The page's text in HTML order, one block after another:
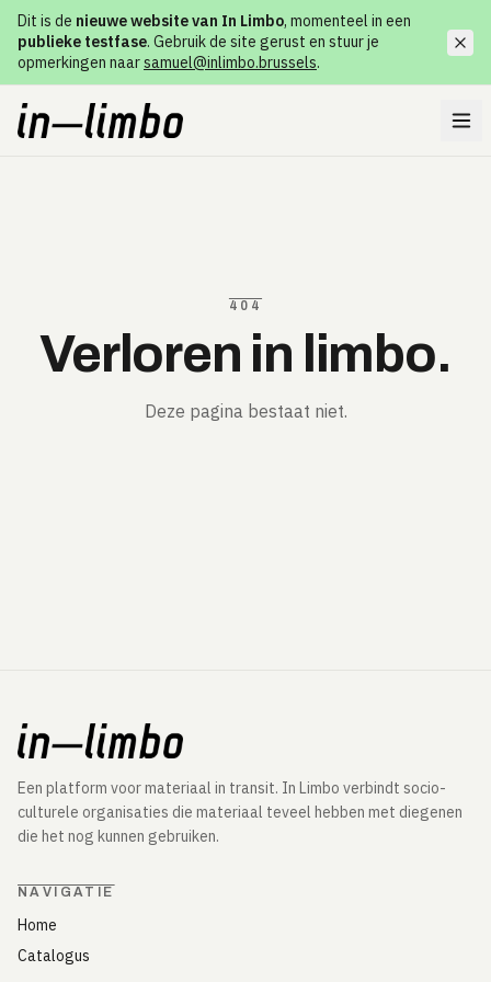
Dit is de nieuwe website van In Limbo, momenteel in een
publieke testfase. Gebruik de site gerust en stuur je
opmerkingen naarsamuel@inlimbo.brussels.
404
Verloren in limbo.
Deze pagina bestaat niet.
Een platform voor materiaal in transit. In Limbo verbindt socio-
culturele organisaties die materiaal teveel hebben met diegenen
die het nog kunnen gebruiken.
NAVIGATIE
Home
Catalogus